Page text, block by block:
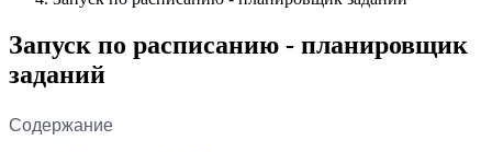
Запуск по расписанию - планировщик
заданий
Содержание